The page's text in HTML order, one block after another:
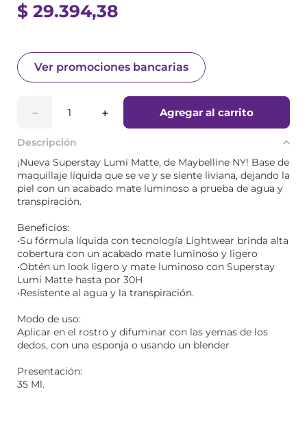
$ 29.394,38
Ver promociones bancarias
＋
－ Agregar al carrito
Descripción
¡Nueva Superstay Lumi Matte, de Maybelline NY! Base de
maquillaje líquida que se ve y se siente liviana, dejando la
piel con un acabado mate luminoso a prueba de agua y
transpiración.
Beneficios:
•Su fórmula líquida con tecnología Lightwear brinda alta
cobertura con un acabado mate luminoso y ligero
•Obtén un look ligero y mate luminoso con Superstay
Lumi Matte hasta por 30H
•Resistente al agua y la transpiración.
Modo de uso:
Aplicar en el rostro y difuminar con las yemas de los
dedos, con una esponja o usando un blender
Presentación:
35 Ml.